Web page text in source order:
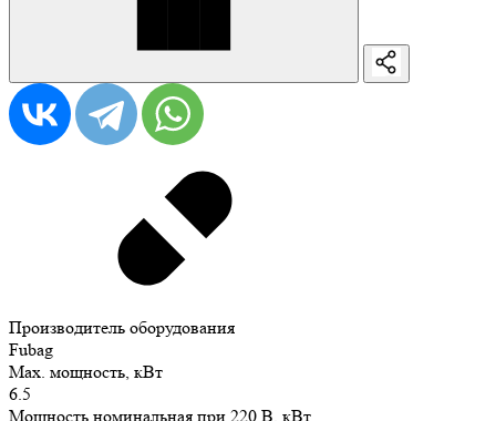
Производитель оборудования
Fubag
Max. мощность, кВт
6.5
Мощность номинальная при 220 В, кВт